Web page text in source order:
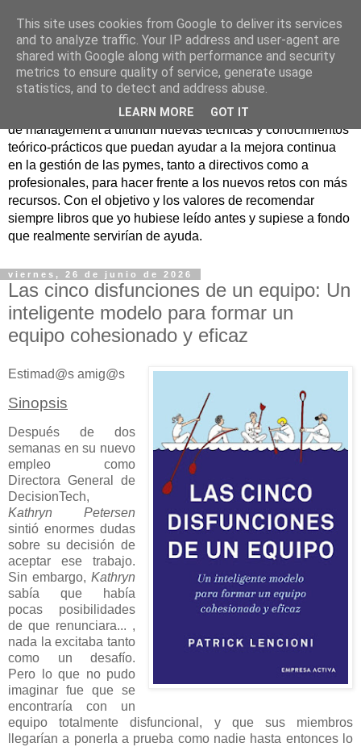
Nuevo Viernes - Nuevo
Libro
Nace con la misión de ayudar mediante la lectura de libros
de management a difundir nuevas técnicas y conocimientos
teórico-prácticos que puedan ayudar a la mejora continua
en la gestión de las pymes, tanto a directivos como a
profesionales, para hacer frente a los nuevos retos con más
recursos. Con el objetivo y los valores de recomendar
siempre libros que yo hubiese leído antes y supiese a fondo
que realmente servirían de ayuda.
viernes, 26 de junio de 2026
Las cinco disfunciones de un equipo: Un
inteligente modelo para formar un
equipo cohesionado y eficaz
Estimad@s amig@s
Sinopsis
Después de dos
semanas en su nuevo
empleo como
Directora General de
DecisionTech,
Kathryn Petersen
sintió enormes dudas
sobre su decisión de
aceptar ese trabajo.
Sin embargo,Kathryn
sabía que había
pocas posibilidades
de que renunciara... ,
nada la excitaba tanto
como un desafío.
Pero lo que no pudo
imaginar fue que se
encontraría con un
equipo totalmente disfuncional, y que sus miembros
llegarían a ponerla a prueba como nadie hasta entonces lo
This site uses cookies from Google to deliver its services
and to analyze traffic. Your IP address and user-agent are
shared with Google along with performance and security
metrics to ensure quality of service, generate usage
statistics, and to detect and address abuse.
LEARN MORE GOT IT